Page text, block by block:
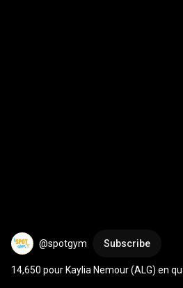
@spotgym Subscribe
14,650 pour Kaylia Nemour (ALG) en